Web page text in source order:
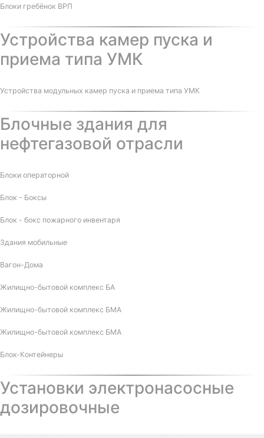
Блоки гребёнок ВРП
Устройства камер пуска и
приема типа УМК
Устройства модульных камер пуска и приема типа УМК
Блочные здания для
нефтегазовой отрасли
Блоки операторной
Блок - Боксы
Блок - бокс пожарного инвентаря
Здания мобильные
Вагон-Дома
Жилищно-бытовой комплекс БА
Жилищно-бытовой комплекс БМА
Жилищно-бытовой комплекс БМА
Блок-Контейнеры
Установки электронасосные
дозировочные